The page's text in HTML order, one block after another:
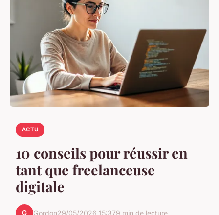
ACTU
10 conseils pour réussir en
tant que freelanceuse
digitale
G Gordon29/05/2026 15:379 min de lecture